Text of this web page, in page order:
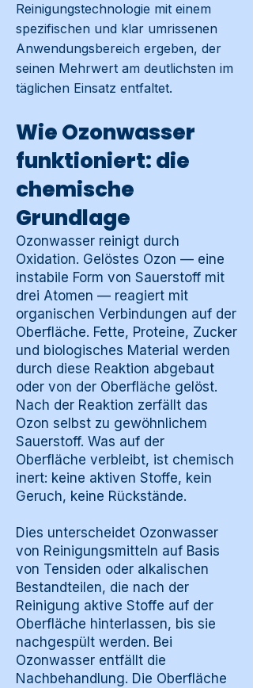
Reinigungstechnologie mit einem
spezifischen und klar umrissenen
Anwendungsbereich ergeben, der
seinen Mehrwert am deutlichsten im
täglichen Einsatz entfaltet.
Wie Ozonwasser
funktioniert: die
chemische
Grundlage
Ozonwasser reinigt durch
Oxidation. Gelöstes Ozon — eine
instabile Form von Sauerstoff mit
drei Atomen — reagiert mit
organischen Verbindungen auf der
Oberfläche. Fette, Proteine, Zucker
und biologisches Material werden
durch diese Reaktion abgebaut
oder von der Oberfläche gelöst.
Nach der Reaktion zerfällt das
Ozon selbst zu gewöhnlichem
Sauerstoff. Was auf der
Oberfläche verbleibt, ist chemisch
inert: keine aktiven Stoffe, kein
Geruch, keine Rückstände.
Dies unterscheidet Ozonwasser
von Reinigungsmitteln auf Basis
von Tensiden oder alkalischen
Bestandteilen, die nach der
Reinigung aktive Stoffe auf der
Oberfläche hinterlassen, bis sie
nachgespült werden. Bei
Ozonwasser entfällt die
Nachbehandlung. Die Oberfläche